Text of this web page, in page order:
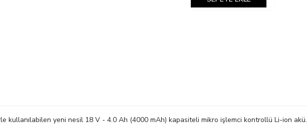
kullanılabilen yeni nesil 18 V - 4.0 Ah (4000 mAh) kapasiteli mikro işlemci kontrollü Li-ion akü.